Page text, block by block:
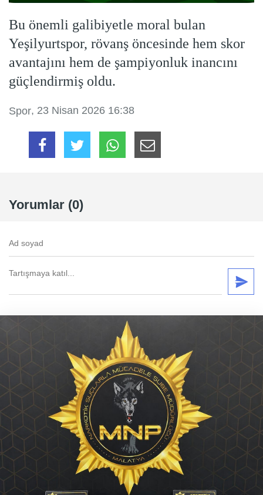
Bu önemli galibiyetle moral bulan
Yeşilyurtspor, rövanş öncesinde hem skor
avantajını hem de şampiyonluk inancını
güçlendirmiş oldu.
Spor, 23 Nisan 2026 16:38
Yorumlar (0)